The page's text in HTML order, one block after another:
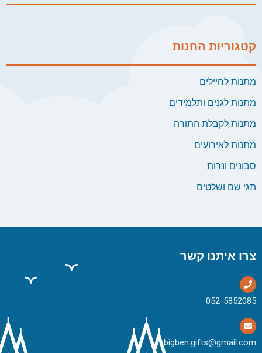
קטגוריות החנות
מתנות לחיילים
מתנות לגנים ותלמידים
מתנות לקבלת התורה
מתנות לאירועים
סבונים ונרות
תגי שם ושלטים
צרו איתנו קשר
bigben.gifts@gmail.com